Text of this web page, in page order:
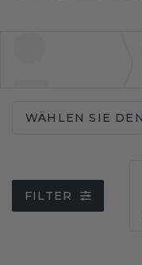
WÄHLEN SIE
FILTER